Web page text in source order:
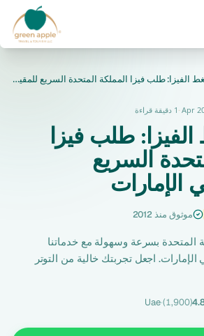
أوقف ضغط الفيزا: طلب فيزا المملكة المتحدة السريع للمقيمين في...
· 1 دقيقة قراءة
طلب فيزا
السريع
الإمارات
موثوق منذ 2012
المتحدة بسرعة وسهولة مع خدماتنا
اجعل تجربتك خالية من التوتر
(1,900)
·
Uae